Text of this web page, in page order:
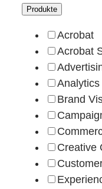
Produkte
Acrobat
Acrobat
Analytics
Brand
Creative